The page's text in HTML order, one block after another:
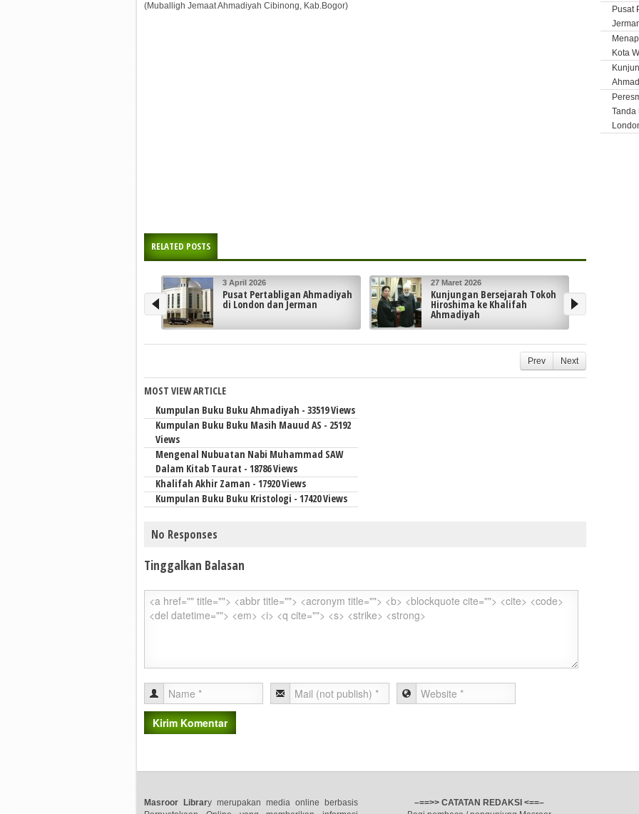
(Muballigh Jemaat Ahmadiyah Cibinong, Kab.Bogor)
RELATED POSTS
Pusat Pertabligan Ahmadiyah
27 Maret 2026
Kunjungan Bersejarah Tokoh
Hiroshima ke Khalifah
Ahmadiyah
26 Maret 2026
Peresmian Plakat Hijau di
Masjid Fadhl : “Sebuah Tanda
Pengakuan Sebagai Masjid
Pertama di Kota London”
Prev Next
MOST VIEW ARTICLE
Kumpulan Buku Buku Ahmadiyah - 33519 Views
Kumpulan Buku Buku Masih Mauud AS - 25192
Views
Mengenal Nubuatan Nabi Muhammad SAW
Dalam Kitab Taurat - 18786 Views
Khalifah Akhir Zaman - 17920 Views
Kumpulan Buku Buku Kristologi - 17420 Views
No Responses
Tinggalkan Balasan
Pusat
Kota
Tanda
Masroor Librar y merupakan media online berbasis –==>> CATATAN REDAKSI <==–